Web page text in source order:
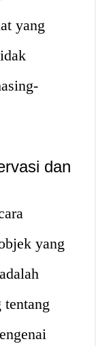
yang
dan
yang
tentang